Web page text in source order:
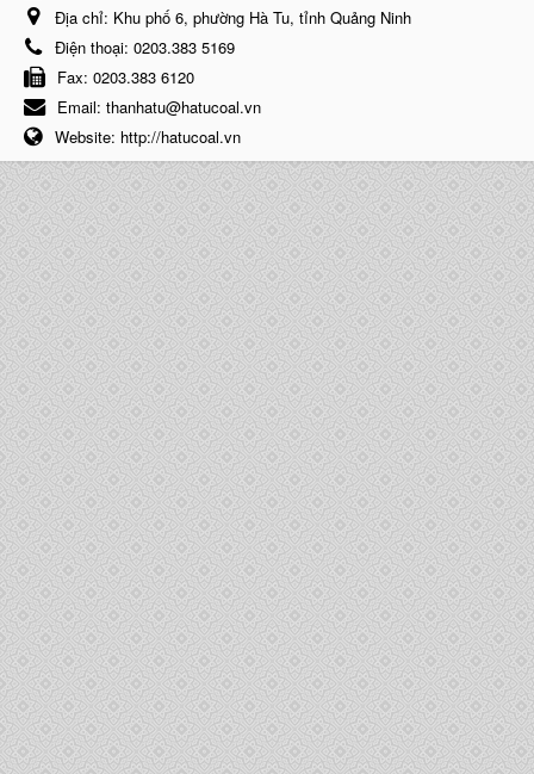
Địa chỉ: Khu phố 6, phường Hà Tu, tỉnh Quảng Ninh
Điện thoại: 0203.383 5169
Fax: 0203.383 6120
Email: thanhatu@hatucoal.vn
Website: http://hatucoal.vn